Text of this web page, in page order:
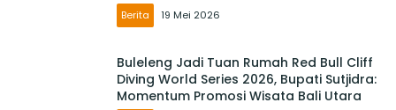
Berita 19 Mei 2026
Buleleng Jadi Tuan Rumah Red Bull Cliff
Diving World Series 2026, Bupati Sutjidra:
Momentum Promosi Wisata Bali Utara